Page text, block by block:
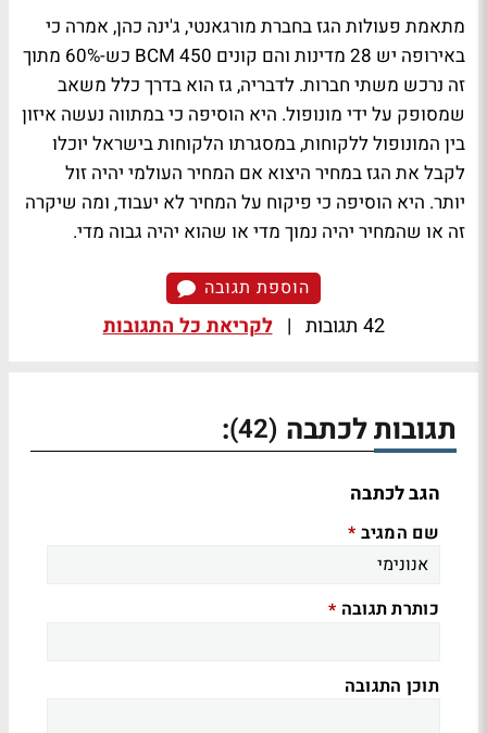
מתאמת פעולות הגז בחברת מורגאנטי, ג'ינה כהן, אמרה כי
באירופה יש 28 מדינות והם קונים 450 BCM כש-60% מתוך
זה נרכש משתי חברות. לדבריה, גז הוא בדרך כלל משאב
שמסופק על ידי מונופול. היא הוסיפה כי במתווה נעשה איזון
בין המונופול ללקוחות, במסגרתו הלקוחות בישראל יוכלו
לקבל את הגז במחיר היצוא אם המחיר העולמי יהיה זול
יותר. היא הוסיפה כי פיקוח על המחיר לא יעבוד, ומה שיקרה
זה או שהמחיר יהיה נמוך מדי או שהוא יהיה גבוה מדי.
הוספת תגובה
42 תגובות | לקריאת כל התגובות
תגובות לכתבה (42)
:
הגב לכתבה
שם המגיב *
כותרת תגובה *
תוכן התגובה